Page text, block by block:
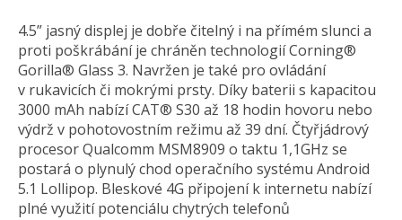
4.5” jasný displej je dobře čitelný i na přímém slunci a
proti poškrábání je chráněn technologií Corning®
Gorilla® Glass 3. Navržen je také pro ovládání
v rukavicích či mokrými prsty. Díky baterii s kapacitou
3000 mAh nabízí CAT® S30 až 18 hodin hovoru nebo
výdrž v pohotovostním režimu až 39 dní. Čtyřjádrový
procesor Qualcomm MSM8909 o taktu 1,1GHz se
postará o plynulý chod operačního systému Android
5.1 Lollipop. Bleskové 4G připojení k internetu nabízí
plné využití potenciálu chytrých telefonů